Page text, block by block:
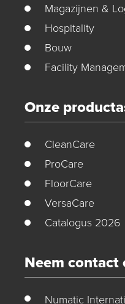
Magazijnen &
Hospitality
Bouw
Facility
Onze
CleanCare
ProCare
FloorCare
VersaCare
Catalogus 2026
Neem contact
Numatic